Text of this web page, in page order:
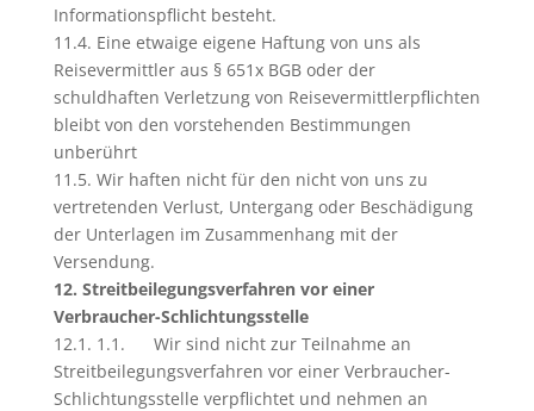
Informationspflicht besteht.
11.4. Eine etwaige eigene Haftung von uns als
Reisevermittler aus § 651x BGB oder der
schuldhaften Verletzung von Reisevermittlerpflichten
bleibt von den vorstehenden Bestimmungen
unberührt
11.5. Wir haften nicht für den nicht von uns zu
vertretenden Verlust, Untergang oder Beschädigung
der Unterlagen im Zusammenhang mit der
Versendung.
12. Streitbeilegungsverfahren vor einer
Verbraucher-Schlichtungsstelle
12.1. 1.1. Wir sind nicht zur Teilnahme an
Streitbeilegungsverfahren vor einer Verbraucher-
Schlichtungsstelle verpflichtet und nehmen an